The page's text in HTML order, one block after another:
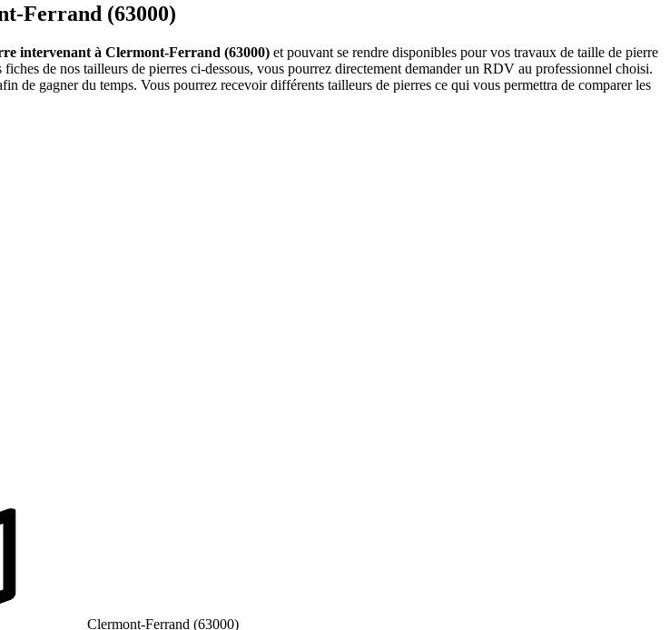
Ferrand (63000)
intervenant à Clermont-Ferrand (63000) et pouvant se rendre disponibles pour vos travaux de taille de pierre
de nos tailleurs de pierres ci-dessous, vous pourrez directement demander un RDV au professionnel choisi.
de gagner du temps. Vous pourrez recevoir différents tailleurs de pierres ce qui vous permettra de comparer les
Clermont-Ferrand (63000)